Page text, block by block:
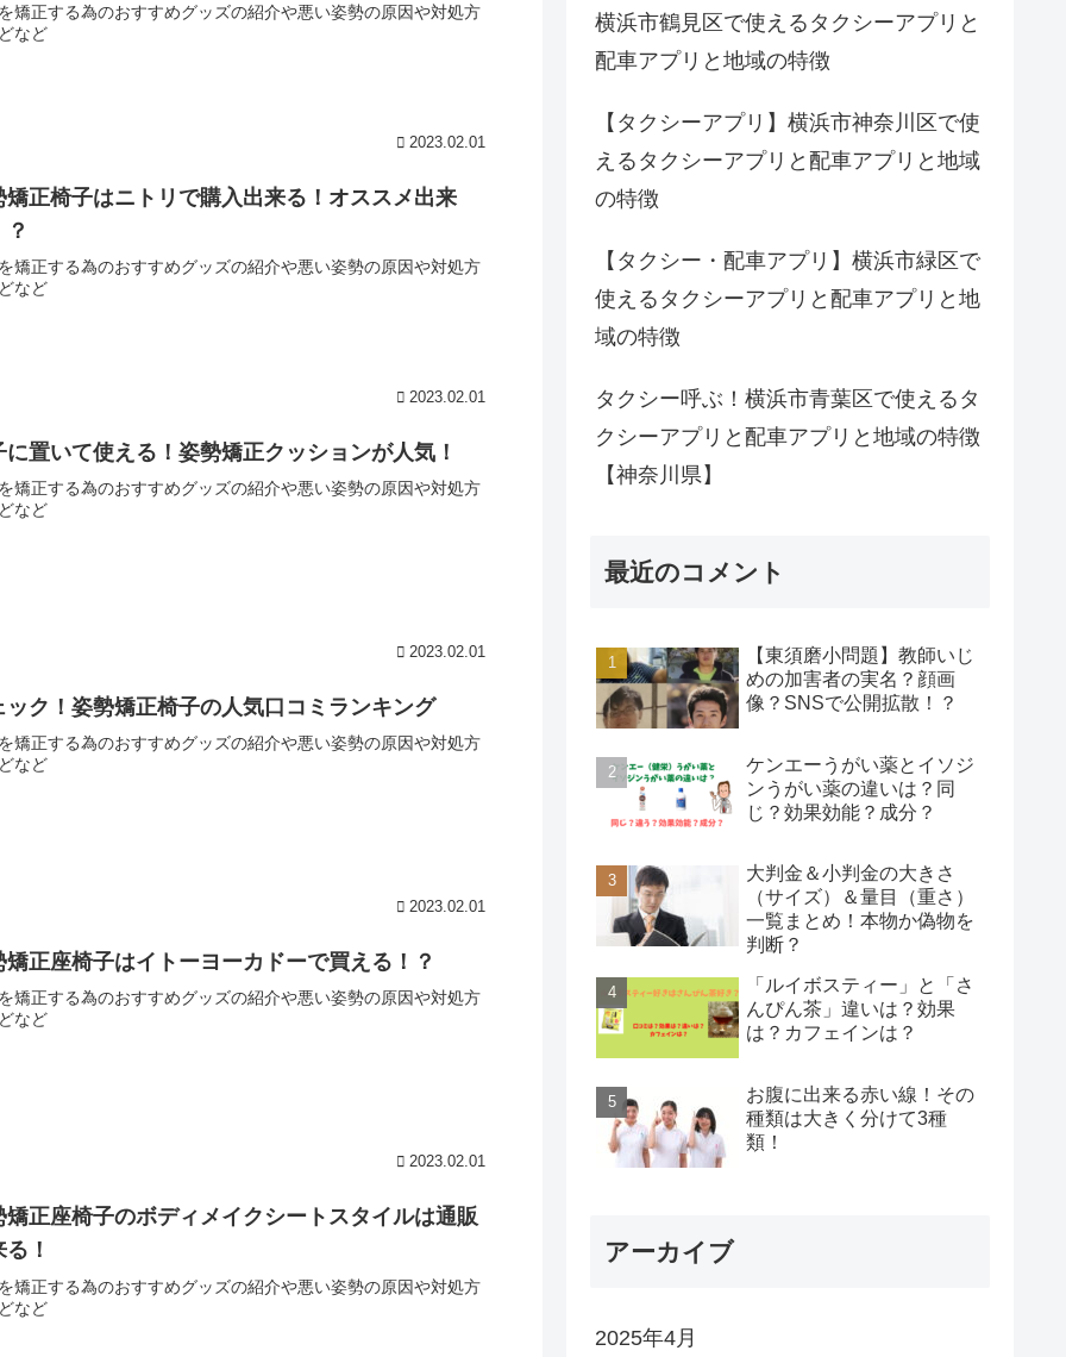
矯正する為のおすすめグッズの紹介や悪い姿勢の原因や対処方
など
2023.02.01
矯正椅子はニトリで購入出来る！オススメ出来
？
矯正する為のおすすめグッズの紹介や悪い姿勢の原因や対処方
など
2023.02.01
に置いて使える！姿勢矯正クッションが人気！
矯正する為のおすすめグッズの紹介や悪い姿勢の原因や対処方
など
2023.02.01
ック！姿勢矯正椅子の人気口コミランキング
矯正する為のおすすめグッズの紹介や悪い姿勢の原因や対処方
など
2023.02.01
矯正座椅子はイトーヨーカドーで買える！？
矯正する為のおすすめグッズの紹介や悪い姿勢の原因や対処方
など
2023.02.01
矯正座椅子のボディメイクシートスタイルは通販
！
矯正する為のおすすめグッズの紹介や悪い姿勢の原因や対処方
など
横浜市鶴見区で使えるタクシーアプリと
配車アプリと地域の特徴
【タクシーアプリ】横浜市神奈川区で使
えるタクシーアプリと配車アプリと地域
の特徴
【タクシー・配車アプリ】横浜市緑区で
使えるタクシーアプリと配車アプリと地
域の特徴
タクシー呼ぶ！横浜市青葉区で使えるタ
クシーアプリと配車アプリと地域の特徴
【神奈川県】
最近のコメント
【東須磨小問題】教師いじ
めの加害者の実名？顔画
像？SNSで公開拡散！？
ケンエーうがい薬とイソジ
ンうがい薬の違いは？同
じ？効果効能？成分？
大判金＆小判金の大きさ
（サイズ）＆量目（重さ）
一覧まとめ！本物か偽物を
判断？
「ルイボスティー」と「さ
んぴん茶」違いは？効果
は？カフェインは？
お腹に出来る赤い線！その
種類は大きく分けて3種
類！
アーカイブ
2025年4月